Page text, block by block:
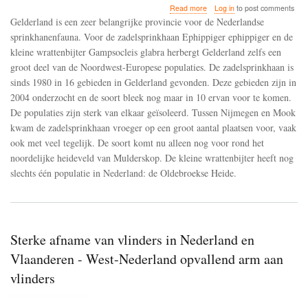
Read moreabout
Uitstervende
en
kleine
wrattenbijters
Gelderland
Log into post comments
Gelderland is een zeer belangrijke provincie voor de Nederlandse
sprinkhanenfauna. Voor de zadelsprinkhaan Ephippiger ephippiger en de
kleine wrattenbijter Gampsocleis glabra herbergt Gelderland zelfs een
groot deel van de Noordwest-Europese populaties. De zadelsprinkhaan is
sinds 1980 in 16 gebieden in Gelderland gevonden. Deze gebieden zijn in
2004 onderzocht en de soort bleek nog maar in 10 ervan voor te komen.
De populaties zijn sterk van elkaar geïsoleerd. Tussen Nijmegen en Mook
kwam de zadelsprinkhaan vroeger op een groot aantal plaatsen voor, vaak
ook met veel tegelijk. De soort komt nu alleen nog voor rond het
noordelijke heideveld van Mulderskop. De kleine wrattenbijter heeft nog
slechts één populatie in Nederland: de Oldebroekse Heide.
Sterke afname van vlinders in Nederland en
Vlaanderen - West-Nederland opvallend arm aan
vlinders